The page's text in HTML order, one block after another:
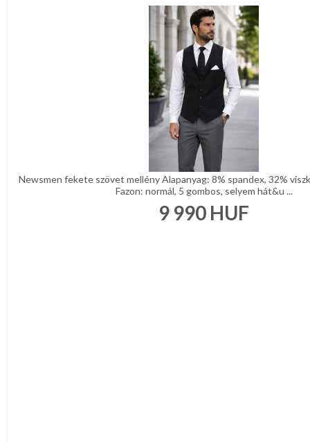
Newsmen fekete szövet mellény Alapanyag: 8% spandex, 32%
Fazon: normál, 5 gombos, selyem hát&u ...
9 990 HUF